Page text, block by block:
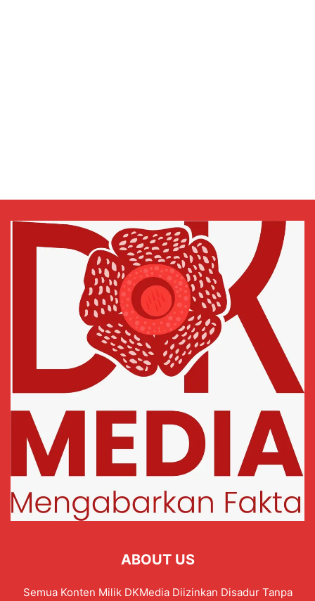
ABOUT US
Semua Konten Milik DKMedia Diizinkan Disadur Tanpa